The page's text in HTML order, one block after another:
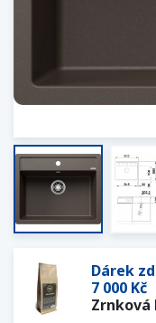
Dárek
7 000 Kč
Zrnková